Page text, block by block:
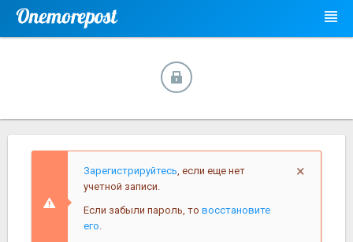
×
Зарегистрируйтесь, если еще нет
учетной записи.
Если забыли пароль, то восстановите
его.